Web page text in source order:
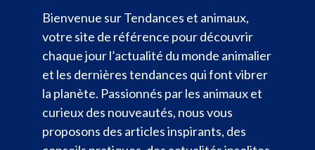
Bienvenue sur Tendances et animaux,
votre site de référence pour découvrir
chaque jour l’actualité du monde animalier
et les dernières tendances qui font vibrer
la planète. Passionnés par les animaux et
curieux des nouveautés, nous vous
proposons des articles inspirants, des